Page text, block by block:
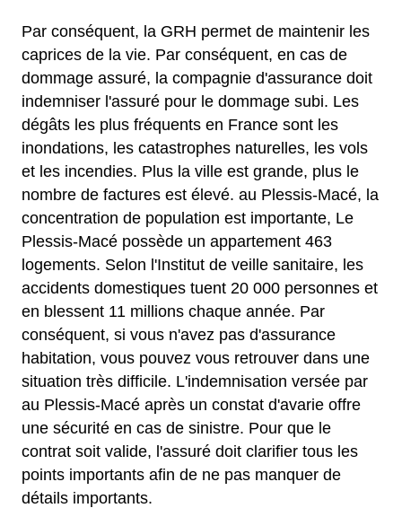
Par conséquent, la GRH permet de maintenir les
caprices de la vie. Par conséquent, en cas de
dommage assuré, la compagnie d'assurance doit
indemniser l'assuré pour le dommage subi. Les
dégâts les plus fréquents en France sont les
inondations, les catastrophes naturelles, les vols
et les incendies. Plus la ville est grande, plus le
nombre de factures est élevé. au Plessis-Macé, la
concentration de population est importante, Le
Plessis-Macé possède un appartement 463
logements. Selon l'Institut de veille sanitaire, les
accidents domestiques tuent 20 000 personnes et
en blessent 11 millions chaque année. Par
conséquent, si vous n'avez pas d'assurance
habitation, vous pouvez vous retrouver dans une
situation très difficile. L'indemnisation versée par
au Plessis-Macé après un constat d'avarie offre
une sécurité en cas de sinistre. Pour que le
contrat soit valide, l'assuré doit clarifier tous les
points importants afin de ne pas manquer de
détails importants.